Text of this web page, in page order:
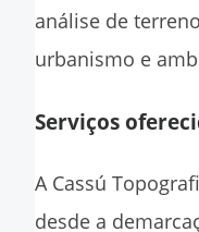
análise de
urbanismo e
Serviços
A Cassú
desde a